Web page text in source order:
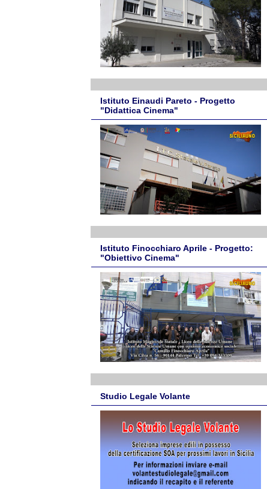
Istituto Einaudi Pareto - Progetto
"Didattica Cinema"
Istituto Finocchiaro Aprile - Progetto:
"Obiettivo Cinema"
Studio Legale Volante